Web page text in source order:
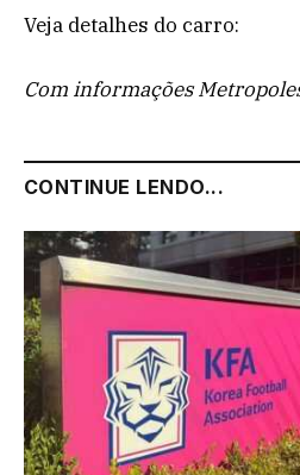
Veja detalhes do carro:
Com informações
CONTINUE LENDO...